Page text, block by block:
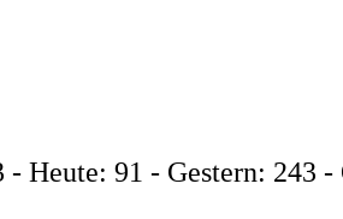
- Heute: 91 - Gestern: 243